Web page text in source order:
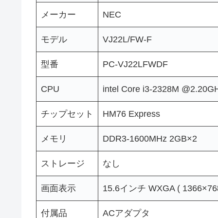
メーカー NEC
モデル VJ22L/FW-F
型番 PC-VJ22LFWDF
CPU intel Core i3-2328M
チップセット HM76 Express
メモリ DDR3-1600MHz 2GB×2
ストレージ なし
画面表示 15.6インチ WXGA (
付属品 ACアダプタ